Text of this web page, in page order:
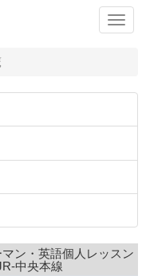
ン・英語個人レッスン
中央本線